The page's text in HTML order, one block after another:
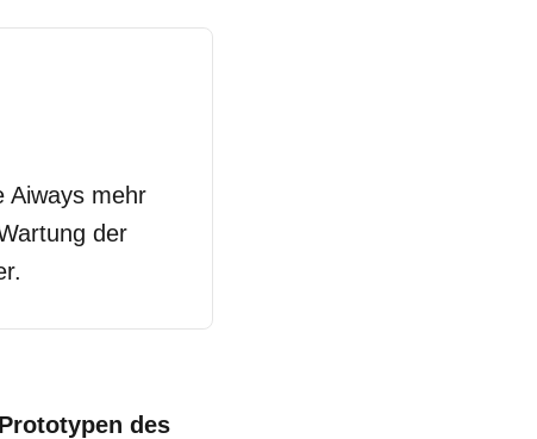
Aiways mehr
der
Prototypen des